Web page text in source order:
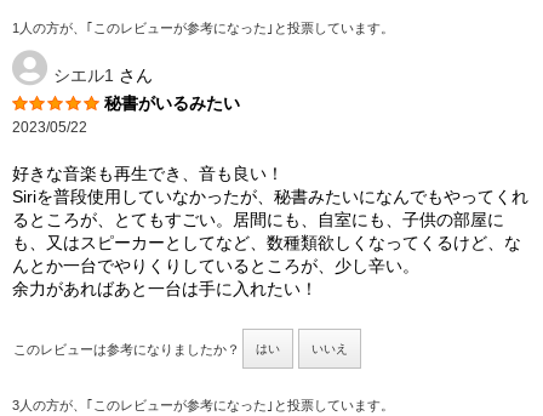
1人の方が、｢このレビューが参考になった｣と投票しています。
シエル1 さん
秘書がいるみたい
2023/05/22
好きな音楽も再生でき、音も良い！
Siriを普段使用していなかったが、秘書みたいになんでもやってくれ
るところが、とてもすごい。居間にも、自室にも、子供の部屋に
も、又はスピーカーとしてなど、数種類欲しくなってくるけど、な
んとか一台でやりくりしているところが、少し辛い。
余力があればあと一台は手に入れたい！
このレビューは参考になりましたか？ はい いいえ
3人の方が、｢このレビューが参考になった｣と投票しています。